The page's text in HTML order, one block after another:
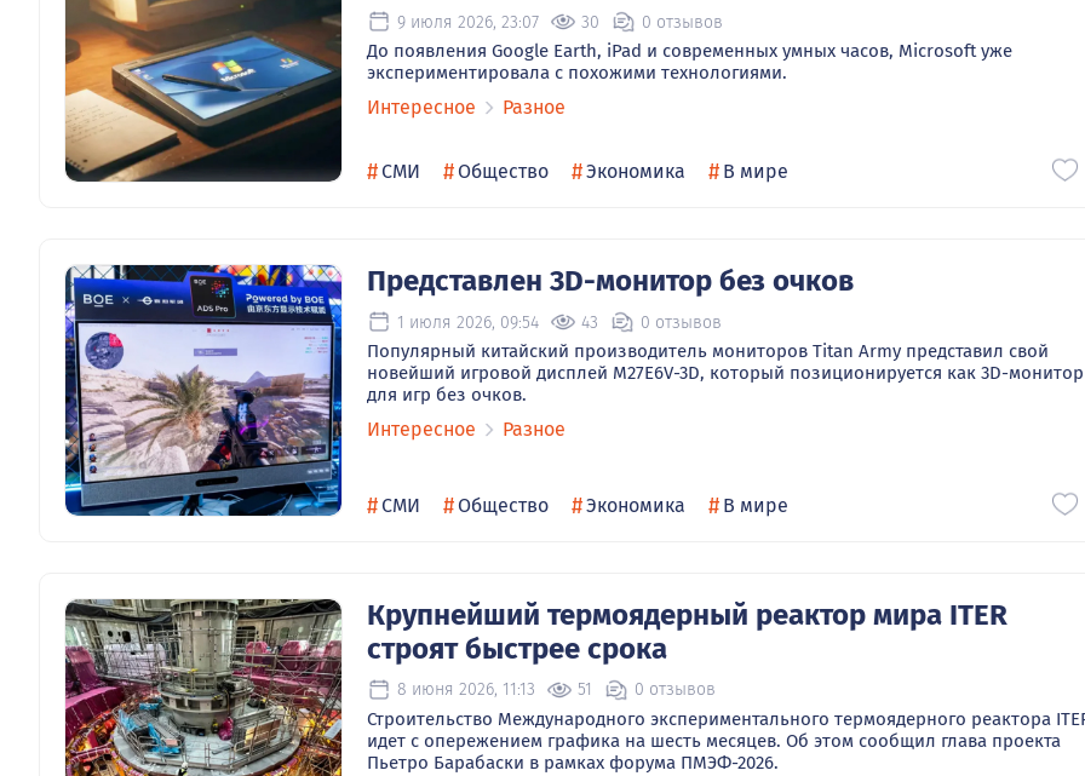
9 июля 2026, 23:07 30 0 отзывов
До появления Google Earth, iPad и современных умных часов, Microsoft уже
экспериментировала с похожими технологиями.
Интересное Разное
# СМИ # Общество #Экономика # В мире
Представлен 3D-монитор без очков
1 июля 2026, 09:54 43 0 отзывов
Популярный китайский производитель мониторов Titan Army представил свой
новейший игровой дисплей M27E6V-3D, который позиционируется как 3D-монитор
для игр без очков.
Интересное Разное
# СМИ # Общество #Экономика # В мире
Крупнейший термоядерный реактор мира ITER
строят быстрее срока
8 июня 2026, 11:13 51 0 отзывов
Строительство Международного экспериментального термоядерного реактора
идет с опережением графика на шесть месяцев. Об этом сообщил глава проекта
Пьетро Барабаски в рамках форума ПМЭФ-2026.